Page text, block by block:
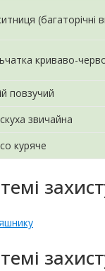
(багаторічні
криваво-
повзучий
звичайна
куряче